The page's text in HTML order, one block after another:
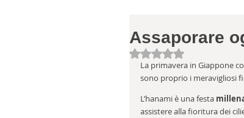
Assaporare
Valutazione NaN
La primavera in Giappone
sono proprio i meravigliosi
L’hanami è una festa
assistere alla fioritura dei